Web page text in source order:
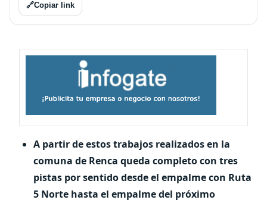
🔗Copiar link
A partir de estos trabajos realizados en la
comuna de Renca queda completo con tres
pistas por sentido desde el empalme con Ruta
5 Norte hasta el empalme del próximo